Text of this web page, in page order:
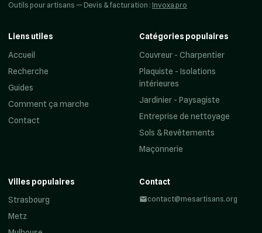
Outils pour artisans — Devis & facturation : Invoxa.pro
Liens utiles
Accueil
Recherche
Guides
Comment ça marche
Contact
Catégories populaires
Couvreur - Charpentier
Plaquiste - Isolations
intérieures
Jardinier - Paysagiste
Entreprise de nettoyage
Sols & Revêtements
Maçonnerie
Villes populaires
Strasbourg
Metz
Contact
contact@mesartisans.org